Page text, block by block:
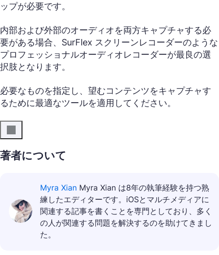
ップが必要です。
内部および外部のオーディオを両方キャプチャする必
要がある場合、SurFlex スクリーンレコーダーのような
プロフェッショナルオーディオレコーダーが最良の選
択肢となります。
必要なものを指定し、望むコンテンツをキャプチャす
るために最適なツールを適用してください。
著者について
Myra Xian Myra Xian は8年の執筆経験を持つ熟
練したエディターです。iOSとマルチメディアに
関連する記事を書くことを専門としており、多く
の人が関連する問題を解決するのを助けてきまし
た。